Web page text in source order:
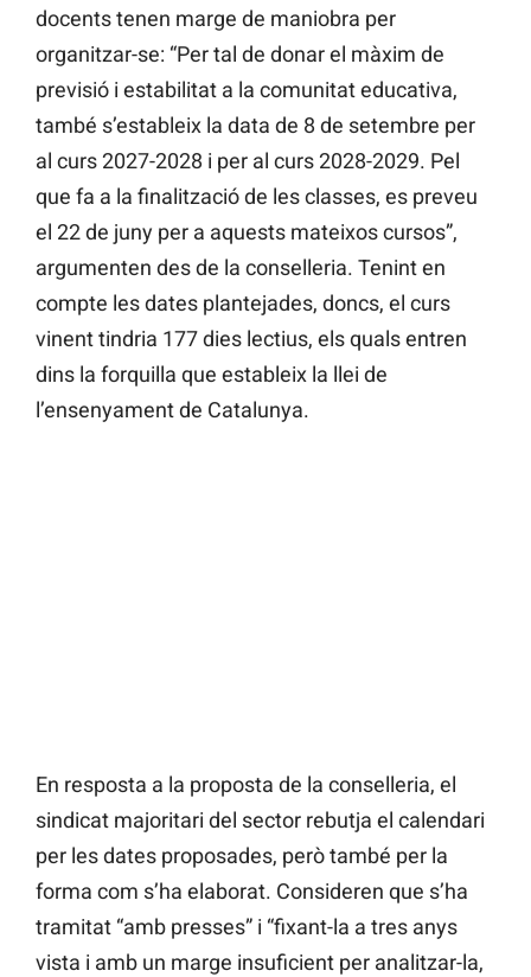
docents tenen marge de maniobra per
organitzar-se: “Per tal de donar el màxim de
previsió i estabilitat a la comunitat educativa,
també s’estableix la data de 8 de setembre per
al curs 2027-2028 i per al curs 2028-2029. Pel
que fa a la finalització de les classes, es preveu
el 22 de juny per a aquests mateixos cursos”,
argumenten des de la conselleria. Tenint en
compte les dates plantejades, doncs, el curs
vinent tindria 177 dies lectius, els quals entren
dins la forquilla que estableix la llei de
l’ensenyament de Catalunya.
En resposta a la proposta de la conselleria, el
sindicat majoritari del sector rebutja el calendari
per les dates proposades, però també per la
forma com s’ha elaborat. Consideren que s’ha
tramitat “amb presses” i “fixant-la a tres anys
vista i amb un marge insuficient per analitzar-la,